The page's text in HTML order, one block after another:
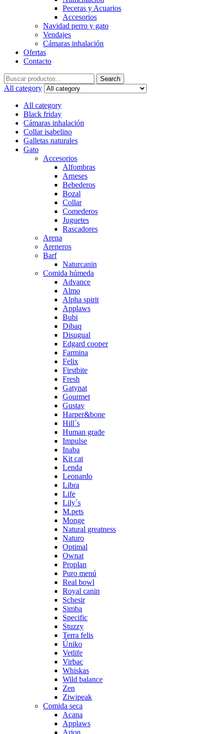
Peceras y Acuarios
Accesorios
Navidad perro y gato
Vendajes
Cámaras inhalación
Ofertas
Contacto
Search
for:
Search
All category
All category
Black friday
Cámaras inhalación
Collar isabelino
Galletas naturales
Gato
Accesorios
Alfombras
Arneses
Bebederos
Bozal
Collar
Comederos
Juguetes
Rascadores
Arena
Areneros
Barf
Naturcanin
Comida húmeda
Advance
Almo
Alpha spirit
Applaws
Bubi
Dibaq
Disugual
Edgard cooper
Farmina
Felix
Firstbite
Fresh
Gatynat
Gourmet
Gustav
Harper&bone
Hill´s
Human grade
Impulse
Inaba
Kit cat
Lenda
Leonardo
Libra
Life
Lily´s
M.pets
Monge
Natural greatness
Naturo
Optimal
Ownat
Proplan
Puro menú
Real bowl
Royal canin
Schesir
Simba
Specific
Stuzzy
Terra felis
Úniko
Vetlife
Virbac
Whiskas
Wild balance
Zen
Ziwipeak
Comida seca
Acana
Applaws
Arion